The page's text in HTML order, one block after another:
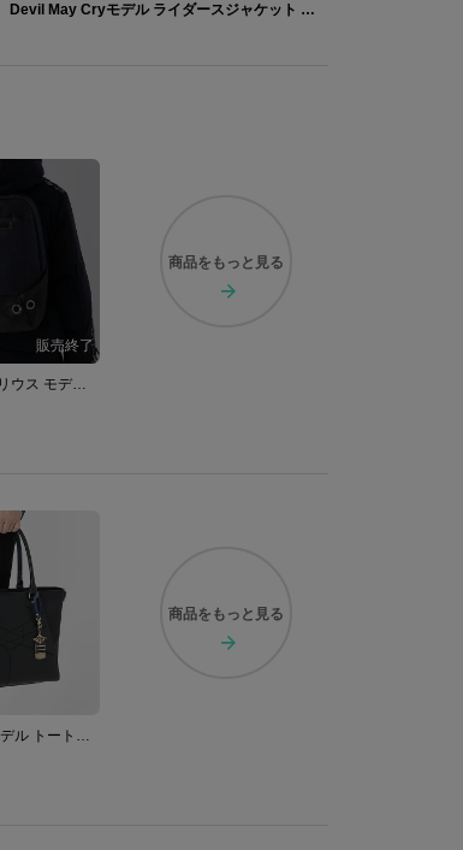
Devil May Cryモデル ライダースジャケット 「Devil May Cry」 シリーズ
深淵歩きアルトリウス モデル バックパック DARK SOULS ダークソウル
商品を もっと見る
青獅子の学級 モデル トートバッグ ファイアーエムブレム 風花雪月
商品を もっと見る